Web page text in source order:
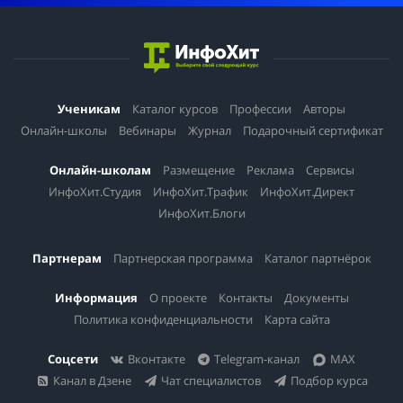
Ученикам Каталог курсов Профессии
Авторы
Онлайн-школы
Вебинары Журнал Подарочный сертификат
Онлайн-школам Размещение Реклама
Сервисы
ИнфоХит.Студия
ИнфоХит.Трафик
ИнфоХит.Директ
ИнфоХит.Блоги
Партнерам Партнерская программа Каталог партнёрок
Информация О проекте Контакты
Документы
Политика конфиденциальности
Карта сайта
Соцсети Вконтакте Telegram-канал
MAX
Канал в Дзене
Чат специалистов Подбор курса